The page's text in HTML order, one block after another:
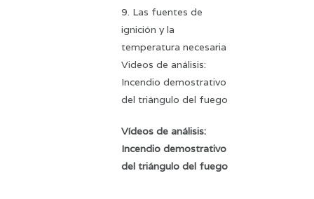
9. Las fuentes de
ignición y la
temperatura necesaria
Videos de análisis:
Incendio demostrativo
del triángulo del fuego
Vídeos de análisis:
Incendio demostrativo
del triángulo del fuego